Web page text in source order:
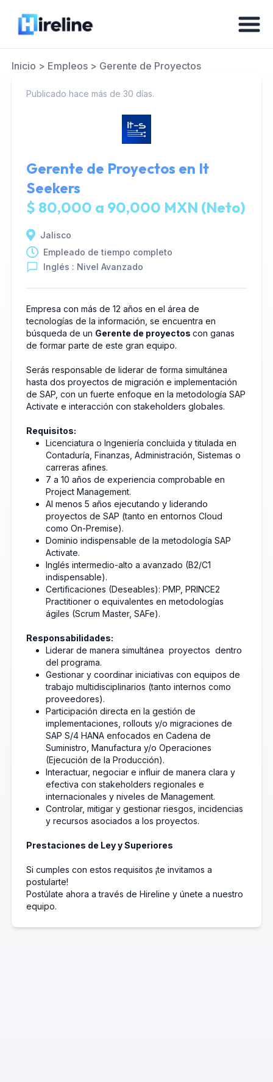
Inicio > Empleos> Gerente de Proyectos
Publicado hace más de 30 días.
Gerente de Proyectos en It
Seekers
$ 80,000 a 90,000 MXN (Neto)
Jalisco
Empleado de tiempo completo
Inglés : Nivel Avanzado
Empresa con más de 12 años en el área de
tecnologías de la información, se encuentra en
búsqueda de un Gerente de proyectos con ganas
de formar parte de este gran equipo.
Serás responsable de liderar de forma simultánea
hasta dos proyectos de migración e implementación
de SAP, con un fuerte enfoque en la metodología SAP
Activate e interacción con stakeholders globales.
Requisitos:
Licenciatura o Ingeniería concluida y titulada en
Contaduría, Finanzas, Administración, Sistemas o
carreras afines.
7 a 10 años de experiencia comprobable en
Project Management.
Al menos 5 años ejecutando y liderando
proyectos de SAP (tanto en entornos Cloud
como On-Premise).
Dominio indispensable de la metodología SAP
Activate.
Inglés intermedio-alto a avanzado (B2/C1
indispensable).
Certificaciones (Deseables): PMP, PRINCE2
Practitioner o equivalentes en metodologías
ágiles (Scrum Master, SAFe).
Responsabilidades:
Liderar de manera simultánea proyectos dentro
del programa.
Gestionar y coordinar iniciativas con equipos de
trabajo multidisciplinarios (tanto internos como
proveedores).
Participación directa en la gestión de
implementaciones, rollouts y/o migraciones de
SAP S/4 HANA enfocados en Cadena de
Suministro, Manufactura y/o Operaciones
(Ejecución de la Producción).
Interactuar, negociar e influir de manera clara y
efectiva con stakeholders regionales e
internacionales y niveles de Management.
Controlar, mitigar y gestionar riesgos, incidencias
y recursos asociados a los proyectos.
Prestaciones de Ley y Superiores
Si cumples con estos requisitos ¡te invitamos a
postularte!
Postúlate ahora a través de Hireline y únete a nuestro
equipo.